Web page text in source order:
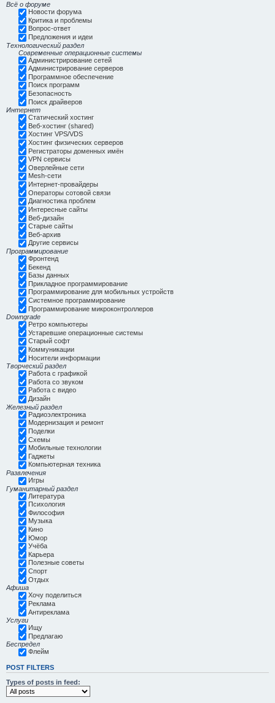
Всё о форуме
Новости форума
Критика и проблемы
Вопрос-ответ
Предложения и идеи
Технологический раздел
Современные операционные системы
Администрирование сетей
Администрирование серверов
Программное обеспечение
Поиск программ
Безопасность
Поиск драйверов
Интернет
Статический хостинг
Веб-хостинг (shared)
Хостинг VPS/VDS
Хостинг физических серверов
Регистраторы доменных имён
VPN сервисы
Оверлейные сети
Mesh-сети
Интернет-провайдеры
Операторы сотовой связи
Диагностика проблем
Интересные сайты
Веб-дизайн
Старые сайты
Веб-архив
Другие сервисы
Программирование
Фронтенд
Бекенд
Базы данных
Прикладное программирование
Программирование для мобильных устройств
Системное программирование
Программирование микроконтроллеров
Downgrade
Ретро компьютеры
Устаревшие операционные системы
Старый софт
Коммуникации
Носители информации
Творческий раздел
Работа с графикой
Работа со звуком
Работа с видео
Дизайн
Железный раздел
Радиоэлектроника
Модернизация и ремонт
Поделки
Схемы
Мобильные технологии
Гаджеты
Компьютерная техника
Развлечения
Игры
Гуманитарный раздел
Литература
Психология
Философия
Музыка
Кино
Юмор
Учёба
Карьера
Полезные советы
Спорт
Отдых
Афиша
Хочу поделиться
Реклама
Антиреклама
Услуги
Ищу
Предлагаю
Беспредел
Флейм
POST FILTERS
Types of posts in feed: